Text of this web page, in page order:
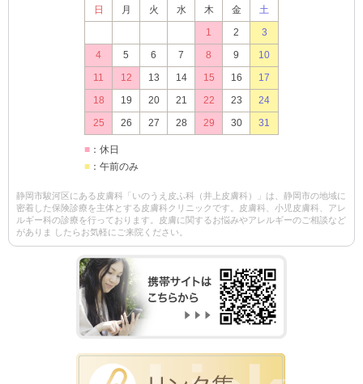
日 月 火 水 木 金
土
1
2
3
4
5 6 7 8 9
10
11
12 13 14 15 16
17
18
19 20 21 22 23
24
25
26 27 28 29 30 31
■ ：休日
■ ：午前のみ
静岡市駿河区にある皮膚科「いのうえ皮ふ科（井上皮膚科）」は、静岡市の地域に
密着した保険診療を主体とする皮膚科クリニックです。皮膚科、小児皮膚科、アレ
ルギー科の診療を行っております。皮膚に関するお悩みやアレルギーのご相談など
がありま したらお気軽にご来院ください。